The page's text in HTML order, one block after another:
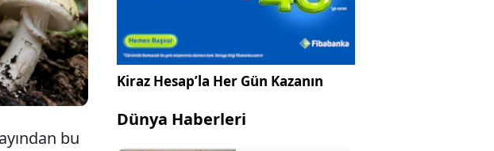
bu
Kiraz Hesap’la Her Gün Kazanın
Dünya Haberleri